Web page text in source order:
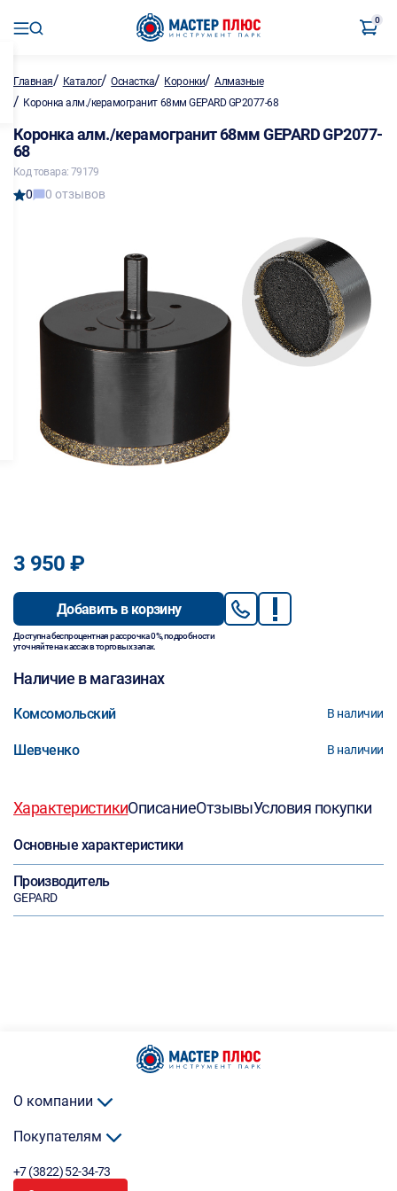
0
Главная/ Каталог/Оснастка/ Коронки/Алмазные
/ Коронка алм./керамогранит 68мм GEPARD GP2077-68
Коронка алм./керамогранит 68мм GEPARD GP2077-
68
Код товара: 79179
0 0 отзывов
3 950 ₽
Добавить в корзину
Доступна беспроцентная рассрочка 0%, подробности
уточняйте на кассах в торговых залах.
Наличие в магазинах
Комсомольский В наличии
Шевченко В наличии
ХарактеристикиОписаниеОтзывыУсловия покупки
Основные характеристики
Производитель
GEPARD
О компании
Покупателям
+7 (3822) 52-34-73